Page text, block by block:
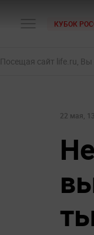
КУБОК
Посещая сайт life.ru, Вы
22 мая,